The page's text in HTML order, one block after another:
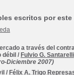
escritos por este
a través del
/ Fulvio G. Santarelli
Diciembre 2007)
/ Félix A. Trigo